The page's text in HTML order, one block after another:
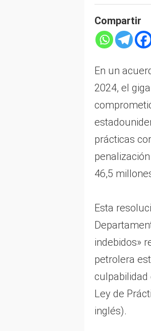
Compartir
En un
2024, el
prácticas
46,5
Esta
indebidos»
petrolera
culpabilidad
Ley de
inglés).